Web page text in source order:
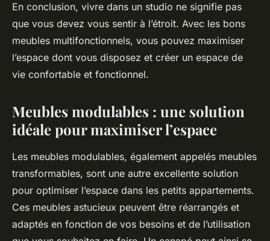
En conclusion, vivre dans un studio ne signifie pas
que vous devez vous sentir à l’étroit. Avec les bons
meubles multifonctionnels, vous pouvez maximiser
l’espace dont vous disposez et créer un espace de
vie confortable et fonctionnel.
Meubles modulables : une solution
idéale pour maximiser l’espace
Les meubles modulables, également appelés meubles
transformables, sont une autre excellente solution
pour optimiser l’espace dans les petits appartements.
Ces meubles astucieux peuvent être réarrangés et
adaptés en fonction de vos besoins et de l’utilisation